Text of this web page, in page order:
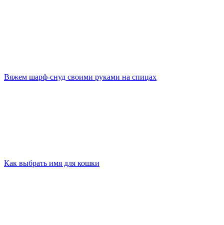
Вяжем шарф-снуд своими руками на спицах
Как выбрать имя для кошки